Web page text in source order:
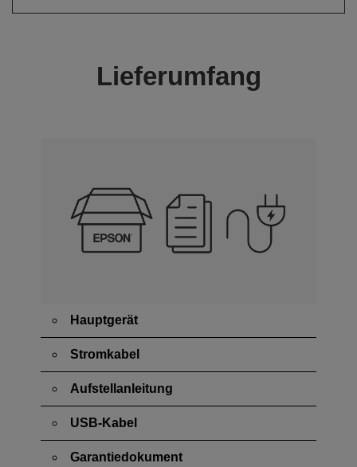
Lieferumfang
Hauptgerät
Stromkabel
Aufstellanleitung
USB-Kabel
Garantiedokument